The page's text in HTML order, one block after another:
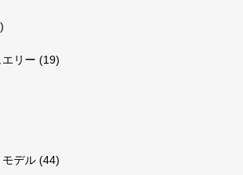
リー (19)
デル (44)